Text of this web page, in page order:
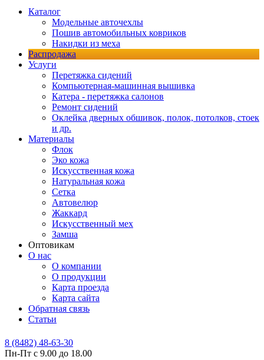
Каталог
Модельные авточехлы
Пошив автомобильных ковриков
Накидки из меха
Распродажа
Услуги
Перетяжка сидений
Компьютерная-машинная вышивка
Катера - перетяжка салонов
Ремонт сидений
Оклейка дверных обшивок, полок, потолков, стоек
и др.
Материалы
Флок
Эко кожа
Искусственная кожа
Натуральная кожа
Сетка
Автовелюр
Жаккард
Искусственный мех
Замша
Оптовикам
О нас
О компании
О продукции
Карта проезда
Карта сайта
Обратная связь
Статьи
8 (8482) 48-63-30
Пн-Пт с 9.00 до 18.00